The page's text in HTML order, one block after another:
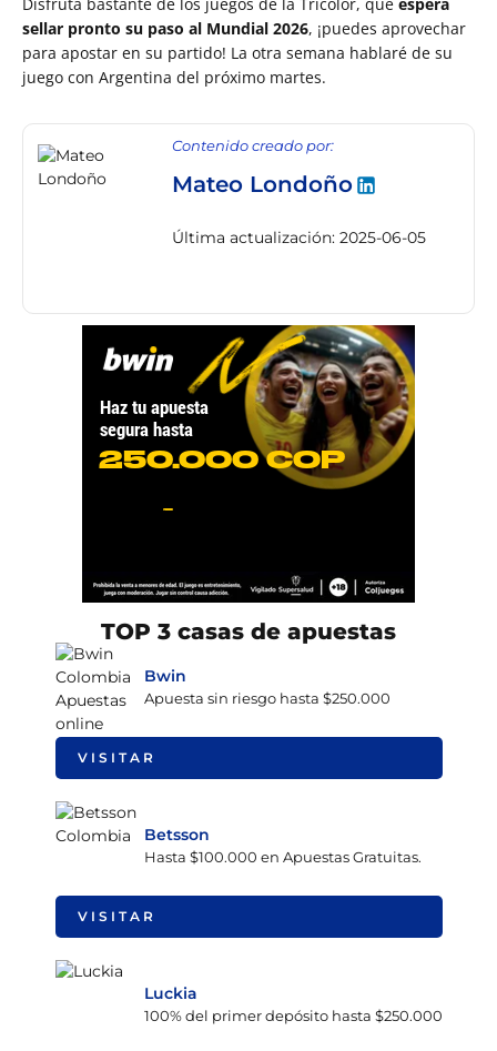
sellar pronto su paso al Mundial 2026, ¡puedes aprovechar
para apostar en su partido! La otra semana hablaré de su
juego con Argentina del próximo martes.
Contenido creado por:
Mateo Londoño
Última actualización: 2025-06-05
TOP 3 casas de apuestas
Bwin
Apuesta sin riesgo hasta $250.000
VISITAR
Betsson
Hasta $100.000 en Apuestas Gratuitas.
VISITAR
Luckia
100% del primer depósito hasta $250.000